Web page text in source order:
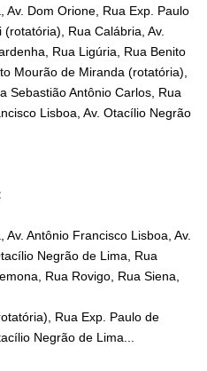
Av. Dom Orione, Rua Exp. Paulo
Rua Calábria, Av.
Rua Ligúria, Rua Benito
Mourão de Miranda (rotatória),
Sebastião Antônio Carlos, Rua
Lisboa, Av. Otacílio Negrão
Antônio Francisco Lisboa, Av.
Negrão de Lima, Rua
Rua Rovigo, Rua Siena,
Rua Exp. Paulo de
Negrão de Lima...